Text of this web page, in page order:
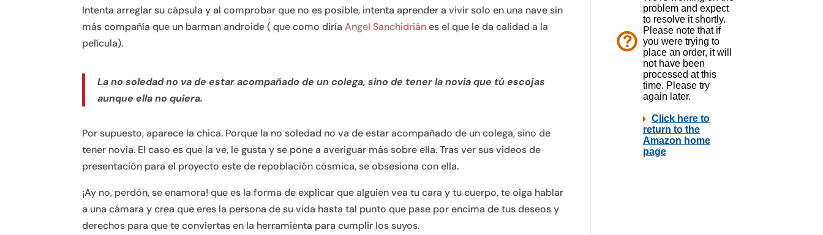
Intenta arreglar su cápsula y al comprobar que no es posible, intenta aprender a vivir solo en una nave sin
más compañía que un barman androide ( que como diríaAngel Sanchidriánes el que le da calidad a la
película).
La no soledad no va de estar acompañado de un colega, sino de tener la novia que tú escojas
aunque ella no quiera.
Por supuesto, aparece la chica. Porque la no soledad no va de estar acompañado de un colega, sino de
tener novia. El caso es que la ve, le gusta y se pone a averiguar más sobre ella. Tras ver sus videos de
presentación para el proyecto este de repoblación cósmica, se obsesiona con ella.
¡Ay no, perdón, se enamora! que es la forma de explicar que alguien vea tu cara y tu cuerpo, te oiga hablar
a una cámara y crea que eres la persona de su vida hasta tal punto que pase por encima de tus deseos y
derechos para que te conviertas en la herramienta para cumplir los suyos.